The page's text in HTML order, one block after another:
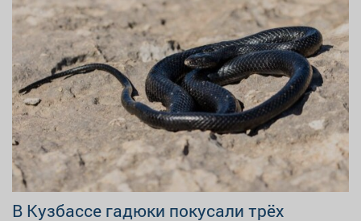
В Кузбассе гадюки покусали трёх